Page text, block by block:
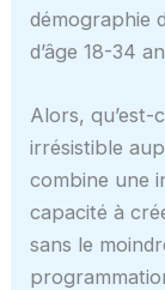
démographie
d’âge 18-34
Alors, qu’est-
irrésistible
combine une
capacité à
sans le